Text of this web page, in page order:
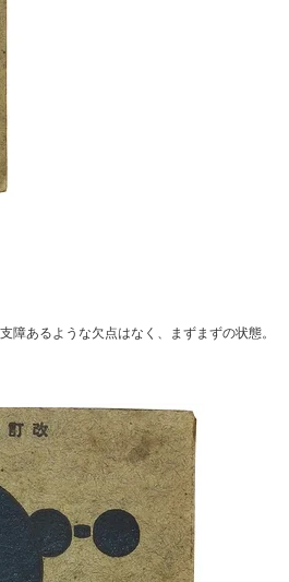
障あるような欠点はなく、まずまずの状態。